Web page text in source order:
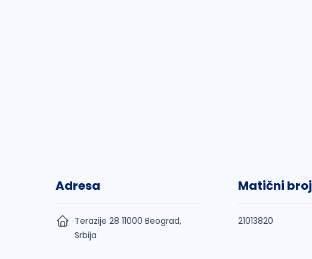
Adresa
Terazije 28 11000 Beograd,
Srbija
Matični broj
21013820